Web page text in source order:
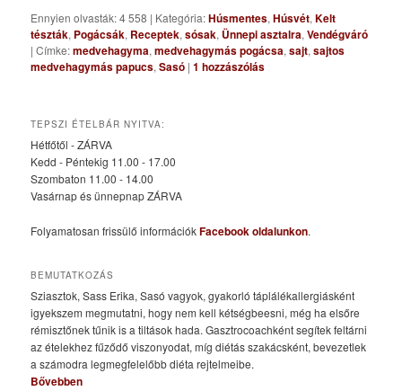
Ennyien olvasták: 4 558 | Kategória:Húsmentes,Húsvét,Kelt
tészták, Pogácsák, Receptek,sósak, Ünnepi asztalra,Vendégváró
|Címke:medvehagyma,medvehagymás pogácsa,sajt,sajtos
medvehagymás papucs,Sasó |1 hozzászólás
TEPSZI ÉTELBÁR NYITVA:
Hétfőtől - ZÁRVA
Kedd - Péntekig 11.00 - 17.00
Szombaton 11.00 - 14.00
Vasárnap és ünnepnap ZÁRVA
Folyamatosan frissülő információkFacebook oldalunkon.
BEMUTATKOZÁS
Sziasztok, Sass Erika, Sasó vagyok, gyakorló táplálékallergiásként
igyekszem megmutatni, hogy nem kell kétségbeesni, még ha elsőre
rémisztőnek tűnik is a tiltások hada. Gasztrocoachként segítek feltárni
az ételekhez fűződő viszonyodat, míg diétás szakácsként, bevezetlek
a számodra legmegfelelőbb diéta rejtelmeibe.
Bővebben